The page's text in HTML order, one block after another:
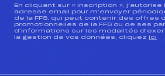
En cliquant sur « inscription », j’autorise
adresse email pour m’envoyer
de la FFS, qui peut contenir des offres
promotionnelles de la FFS ou de ses
d’informations sur les modalités
la gestion de vos données, cliquez ici